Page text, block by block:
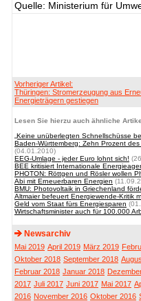
Quelle: Ministerium für
Vorheriger Artikel:
Thüringen: Stromerzeugung aus
Energieträgern gestiegen
Lesen Sie hierzu auch ähnliche
„Keine unüberlegten Schnellschüsse
Baden-Württemberg: Zehn Prozent
(04.01.2010)
EEG-Umlage - jeder Euro lohnt sich!
BEE kritisiert Internationale
PHOTON: Röttgen und Rösler wollen
Abi mit Erneuerbaren Energien
BMU: Photovoltaik in Griechenland
Altmaier befeuert Energiewende-Kritik
Geld vom Staat fürs Energiesparen
Wirtschaftsminister auch für 100.000
Newsarchiv
Mai 2019 April 2019 März 2019
Oktober 2018 September 2018
Februar 2018 Januar 2018
2017 Juli 2017 Juni 2017 Mai 2017
2016 November 2016 Oktober 2016